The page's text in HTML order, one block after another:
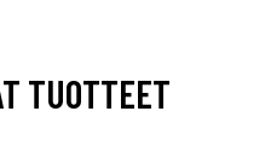
TUOTTEET